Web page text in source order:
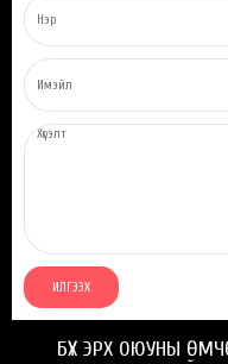
БҮХ ЭРХ ОЮУНЫ